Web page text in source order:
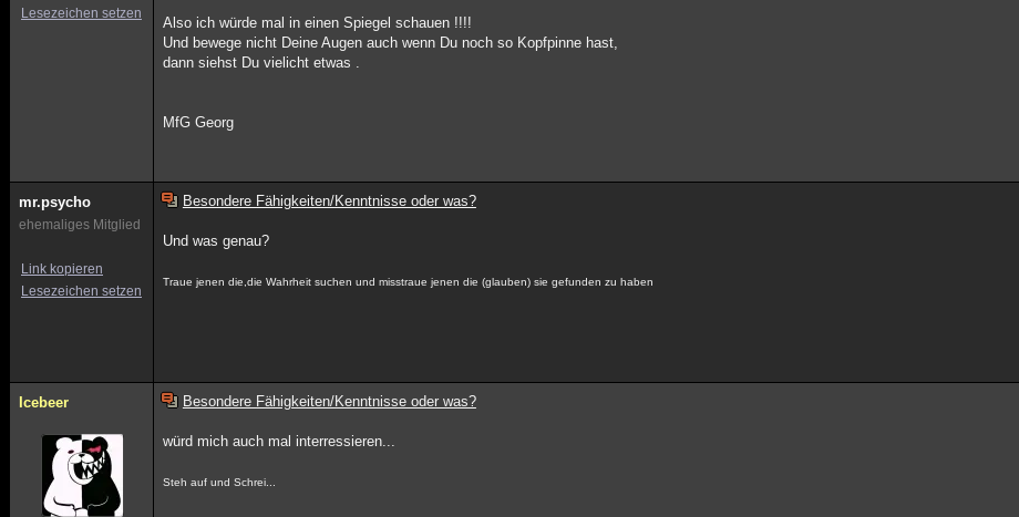
Lesezeichen setzen
Also ich würde mal in einen Spiegel schauen !!!!
Und bewege nicht Deine Augen auch wenn Du noch so Kopfpinne hast,
dann siehst Du vielicht etwas .
MfG Georg
mr.psycho
ehemaliges Mitglied
Link kopieren
Lesezeichen setzen
Besondere Fähigkeiten/Kenntnisse oder was?
Und was genau?
Traue jenen die,die Wahrheit suchen und misstraue jenen die (glauben) sie gefunden zu haben
Icebeer Besondere Fähigkeiten/Kenntnisse oder was?
würd mich auch mal interressieren...
Steh auf und Schrei...